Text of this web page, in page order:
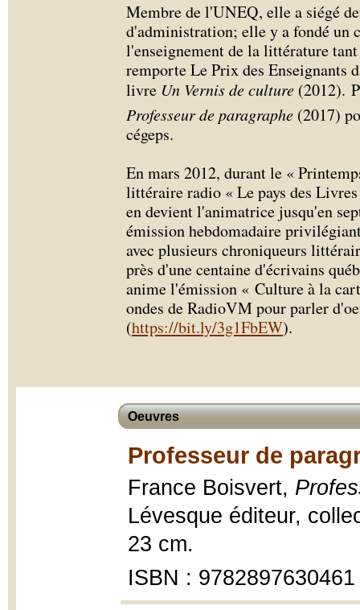
Membre de l'UNEQ, elle a siégé
d'administration; elle y a fondé un
l'enseignement de la littérature
remporte Le Prix des Enseignants
livre Un Vernis de culture (2012).
Professeur de paragraphe (2017)
cégeps.
En mars 2012, durant le «
littéraire radio « Le pays des
en devient l'animatrice jusqu'en
émission hebdomadaire
avec plusieurs chroniqueurs
près d'une centaine d'écrivains
anime l'émission « Culture à la
ondes de RadioVM pour parler
(https://bit.ly/3g1FbEW).
Oeuvres
Professeur de
France Boisvert,
Lévesque éditeur,
23 cm.
ISBN : 9782897630461